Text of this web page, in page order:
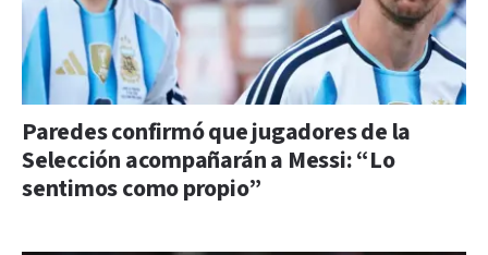
Paredes confirmó que jugadores de la
Selección acompañarán a Messi: “Lo
sentimos como propio”